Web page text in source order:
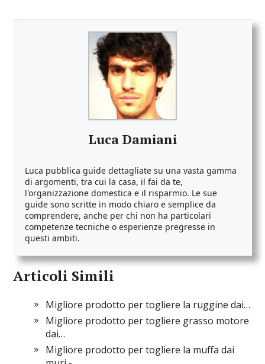
Luca Damiani
Luca pubblica guide dettagliate su una vasta gamma
di argomenti, tra cui la casa, il fai da te,
l'organizzazione domestica e il risparmio. Le sue
guide sono scritte in modo chiaro e semplice da
comprendere, anche per chi non ha particolari
competenze tecniche o esperienze pregresse in
questi ambiti.
Articoli Simili
Migliore prodotto per togliere la ruggine dai…
Migliore prodotto per togliere grasso motore
dai…
Migliore prodotto per togliere la muffa dai